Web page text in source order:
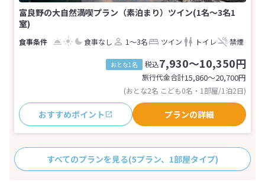
富良野の大自然満喫プラン（素泊まり）ツイン(1名～3名1
室)
食事なし 1～3名 ツイン トイレ 禁煙
おとな1名 税込7,930～10,350円
旅行代金合計15,860〜20,700円
(おとな2名 こども0名・1部屋/1泊2日)
おすすめポイント プランの詳細
すべてのプランを見る(5プラン、1部屋タイプ)